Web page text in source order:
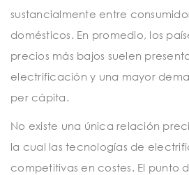
sustancialmente entre
domésticos. En promedio, los
precios más bajos suelen
electrificación y una mayor
per cápita.
No existe una única relación
la cual las tecnologías de
competitivas en costes. El punto